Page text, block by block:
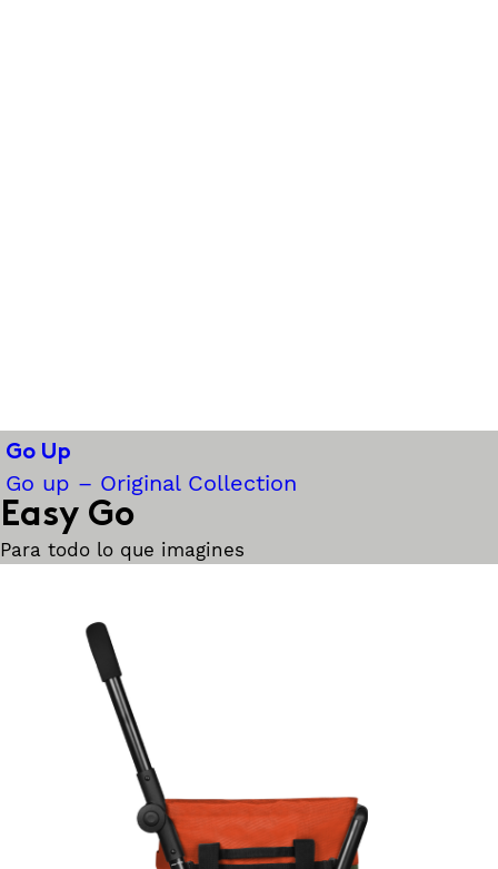
Go Up
Go up – Original Collection
Easy Go
Para todo lo que imagines